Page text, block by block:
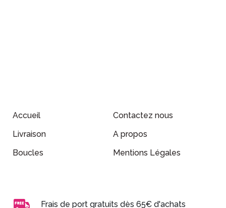
Accueil
Contactez nous
Livraison
A propos
Boucles
Mentions Légales
Frais de port gratuits dès 65€ d'achats